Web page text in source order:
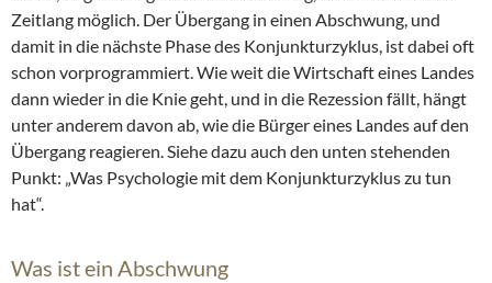
Zeitlang möglich. Der Übergang in einen Abschwung, und
damit in die nächste Phase des Konjunkturzyklus, ist dabei oft
schon vorprogrammiert. Wie weit die Wirtschaft eines Landes
dann wieder in die Knie geht, und in die Rezession fällt, hängt
unter anderem davon ab, wie die Bürger eines Landes auf den
Übergang reagieren. Siehe dazu auch den unten stehenden
Punkt: „Was Psychologie mit dem Konjunkturzyklus zu tun
hat“.
Was ist ein Abschwung